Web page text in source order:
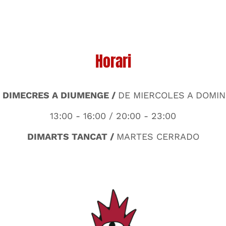
Horari
DIMECRES A DIUMENGE / DE MIERCOLES A
13:00 - 16:00 / 20:00 - 23:00
DIMARTS TANCAT / MARTES CERRADO